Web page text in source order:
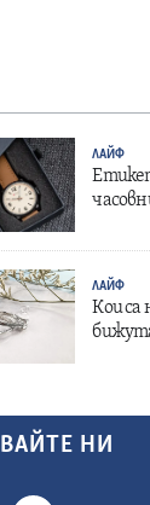
ЛАЙФ
ЛАЙФ
Кои са
НИ